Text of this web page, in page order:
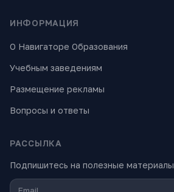
ИНФОРМАЦИЯ
О Навигаторе Образования
Учебным заведениям
Размещение рекламы
Вопросы и ответы
РАССЫЛКА
Подпишитесь на полезные материалы